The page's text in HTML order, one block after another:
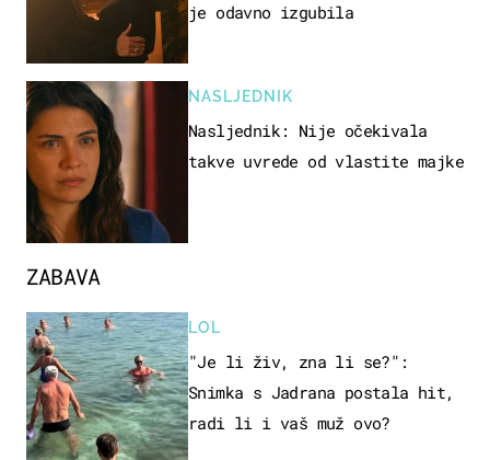
ZABAVA
LOL
"Je li živ, zna li se?":
Snimka s Jadrana postala hit,
radi li i vaš muž ovo?
je odavno izgubila
NASLJEDNIK
Nasljednik: Nije očekivala
takve uvrede od vlastite majke